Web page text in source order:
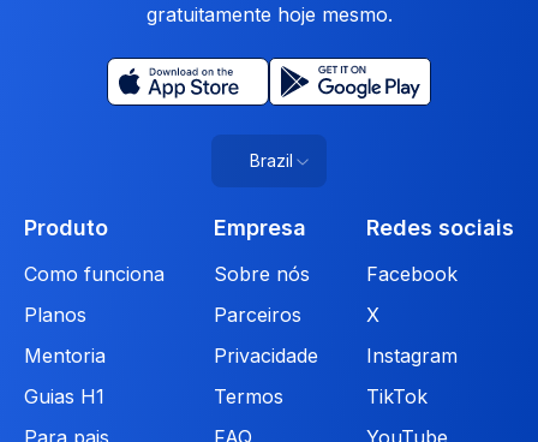
gratuitamente hoje mesmo.
Brazil
Produto
Como funciona
Planos
Mentoria
Guias H1
Empresa
Sobre nós
Parceiros
Privacidade
Termos
Redes sociais
Facebook
X
Instagram
TikTok